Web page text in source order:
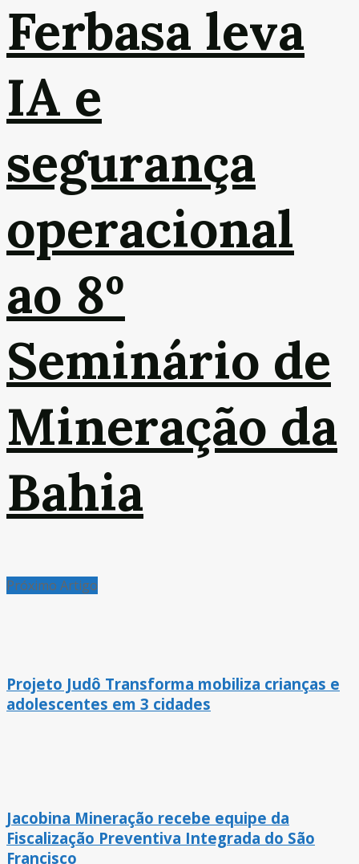
Ferbasa leva
IA e
segurança
operacional
ao 8º
Seminário de
Mineração da
Bahia
Próximo Artigo
Projeto Judô Transforma mobiliza crianças e
adolescentes em 3 cidades
Jacobina Mineração recebe equipe da
Fiscalização Preventiva Integrada do São
Francisco